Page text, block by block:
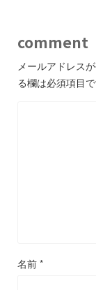
comment
メールアドレス
る欄は必須項目
名前 *